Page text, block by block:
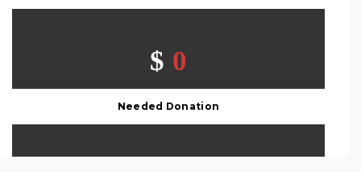
SHARE THIS POST:
$ 0
Needed Donation